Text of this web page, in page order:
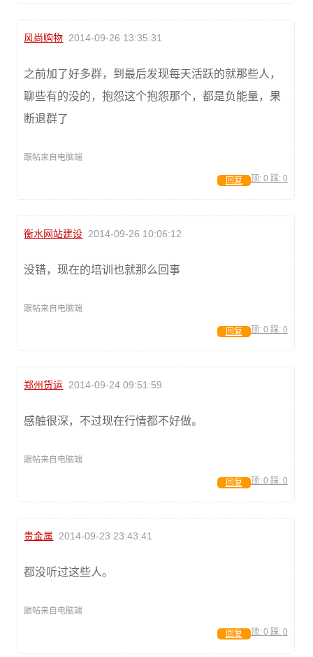
风尚购物 2014-09-26 13:35:31
之前加了好多群，到最后发现每天活跃的就那些人，
聊些有的没的，抱怨这个抱怨那个，都是负能量，果
断退群了
跟帖来自电脑端
顶: 0 踩: 0
回复
衡水网站建设 2014-09-26 10:06:12
没错，现在的培训也就那么回事
跟帖来自电脑端
顶: 0 踩: 0
回复
郑州货运 2014-09-24 09:51:59
感触很深，不过现在行情都不好做。
跟帖来自电脑端
顶: 0 踩: 0
回复
贵金属 2014-09-23 23:43:41
都没听过这些人。
跟帖来自电脑端
顶: 0 踩: 0
回复